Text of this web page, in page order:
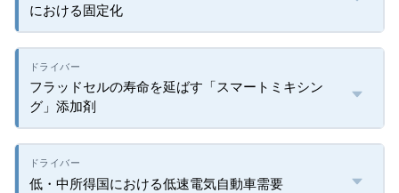
における固定化
フラッドセルの寿命を延ばす「スマートミキシン
グ」添加剤
低・中所得国における低速電気自動車需要